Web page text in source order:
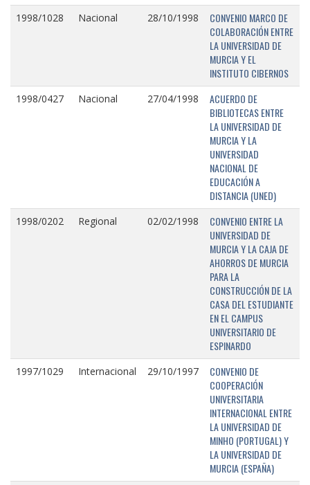
1998/1028 Nacional 28/10/1998
CONVENIO MARCO DE
COLABORACIÓN ENTRE
LA UNIVERSIDAD DE
MURCIA Y EL
INSTITUTO CIBERNOS
1998/0427 Nacional 27/04/1998
ACUERDO DE
BIBLIOTECAS ENTRE
LA UNIVERSIDAD DE
MURCIA Y LA
UNIVERSIDAD
NACIONAL DE
EDUCACIÓN A
DISTANCIA (UNED)
1998/0202 Regional 02/02/1998
CONVENIO ENTRE LA
UNIVERSIDAD DE
MURCIA Y LA CAJA DE
AHORROS DE MURCIA
PARA LA
CONSTRUCCIÓN DE LA
CASA DEL ESTUDIANTE
EN EL CAMPUS
UNIVERSITARIO DE
ESPINARDO
1997/1029 Internacional 29/10/1997
CONVENIO DE
COOPERACIÓN
UNIVERSITARIA
INTERNACIONAL ENTRE
LA UNIVERSIDAD DE
MINHO (PORTUGAL) Y
LA UNIVERSIDAD DE
MURCIA (ESPAÑA)